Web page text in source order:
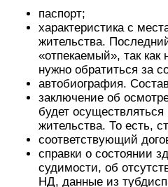
паспорт;
характеристика с
жительства.
«отпекаемый», так как
нужно обратиться за
автобиография.
заключение об
будет осуществляться
жительства. То есть,
соответствующий
справки о состоянии
судимости, об
НД, данные из